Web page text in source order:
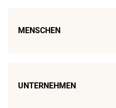
MENSCHEN
UNTERNEHMEN